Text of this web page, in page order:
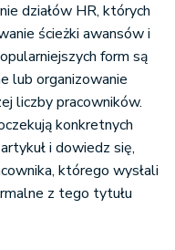
działów HR, których
ścieżki awansów i
form są
lub organizowanie
liczby pracowników.
konkretnych
i dowiedz się,
którego wysłali
z tego tytułu